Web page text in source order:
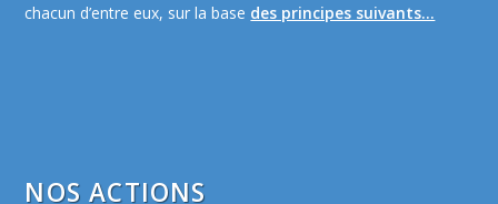
chacun d’entre eux, sur la base des principes suivants...
NOS ACTIONS